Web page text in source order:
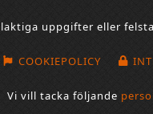
uppgifter eller
COOKIEPOLICY
Vi vill tacka följande